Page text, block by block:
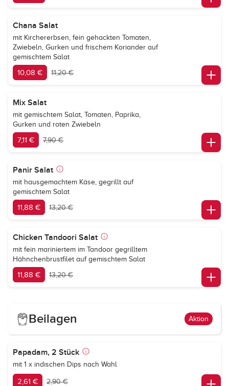
Chana Salat
mit Kirchererbsen, fein gehackten Tomaten,
Zwiebeln, Gurken und frischem Koriander auf
gemischtem Salat
10,08 € 11,20 €
Mix Salat
mit gemischtem Salat, Tomaten, Paprika,
Gurken und roten Zwiebeln
7,11 € 7,90 €
Panir Salat
mit hausgemachtem Käse, gegrillt auf
gemischtem Salat
11,88 € 13,20 €
Chicken Tandoori Salat
mit fein mariniertem im Tandoor gegrilltem
Hähnchenbrustfilet auf gemischtem Salat
11,88 € 13,20 €
Beilagen Aktion
Papadam, 2 Stück
mit 1 x indischen Dips nach Wahl
2,61 € 2,90 €